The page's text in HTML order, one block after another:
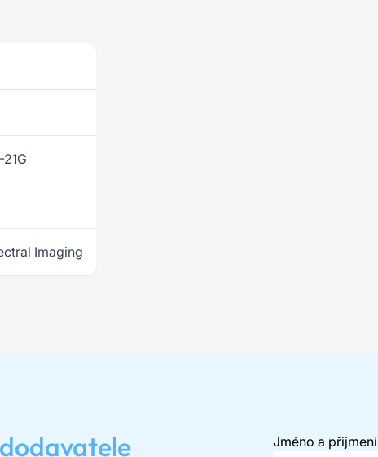
21G
Imaging
Jméno a přijmení